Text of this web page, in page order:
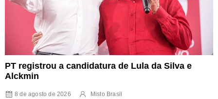
PT registrou a candidatura de Lula da Silva e
Alckmin
8 de agosto de 2026 Misto Brasil